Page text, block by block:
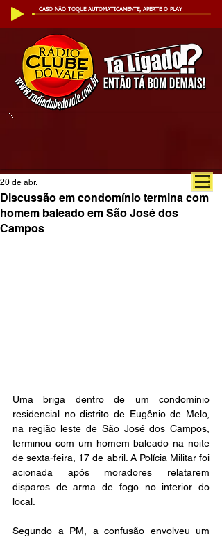
CASO NÃO TOQUE AUTOMATICAMENTE, APERTE O PLAY
Discussão em condomínio termina com
homem baleado em São José dos
Campos
20 de abr.
Uma briga dentro de um condomínio
residencial no distrito de Eugênio de Melo,
na região leste de São José dos Campos,
terminou com um homem baleado na noite
de sexta-feira, 17 de abril. A Polícia Militar foi
acionada após moradores relatarem
disparos de arma de fogo no interior do
local.
Segundo a PM, a confusão envolveu um